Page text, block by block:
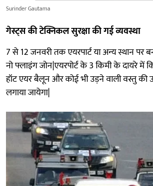
Surinder Gautama
गेस्ट्स की टेक्निकल सुरक्षा की गई व्यवस्था
7 से 12 जनवरी तक एयरपार्ट या अन्य स्थान पर
नो फ्लाइंग जोन|एयरपोर्ट के 3 किमी के दायरे में
हॉट एयर बैलून और कोई भी उड़ने वाली वस्तु की
लगाया जायेगा|